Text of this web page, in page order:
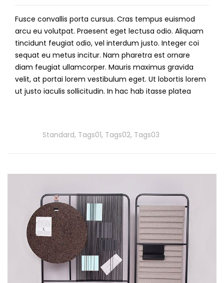
Post
5
Fusce convallis porta cursus. Cras tempus euismod
arcu eu volutpat. Praesent eget lectusa odio. Aliquam
tincidunt feugiat odio, vel interdum justo. Integer coi
sequat eu metus incitur. Nam pharetra est ornare
diam feugiat ullamcorper. Mauris maximus gravida
velit, at portai lorem vestibulum eget. Ut lobortis lorem
ut justo iaculis sollicitudin. In hac hab itasse platea
Standard, Tags01, Tags02, Tags03